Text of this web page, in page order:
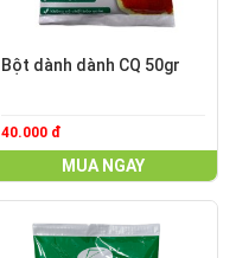
Bột dành dành CQ 50gr
40.000 đ
MUA NGAY